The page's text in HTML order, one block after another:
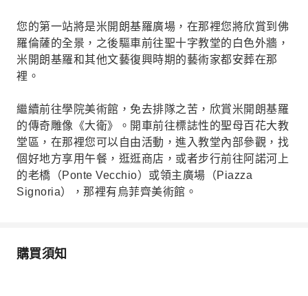
您的第一站將是米開朗基羅廣場，在那裡您將欣賞到佛
羅倫薩的全景，之後驅車前往聖十字教堂的白色外牆，
米開朗基羅和其他文藝復興時期的藝術家都安葬在那
裡。
繼續前往學院美術館，免去排隊之苦，欣賞米開朗基羅
的傳奇雕像《大衛》。開車前往標誌性的聖母百花大教
堂區，在那裡您可以自由活動，進入教堂內部參觀，找
個好地方享用午餐，逛逛商店，或者步行前往阿諾河上
的老橋（Ponte Vecchio）或領主廣場（Piazza
Signoria），那裡有烏菲齊美術館。
購買須知